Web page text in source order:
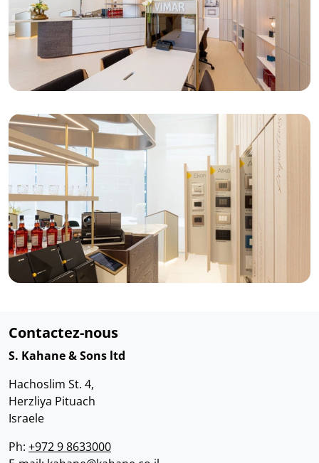
Contactez-nous
S. Kahane & Sons ltd
Hachoslim St. 4,
Herzliya Pituach
Israele
Ph: +972 9 8633000